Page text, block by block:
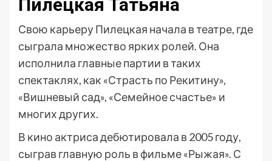
Пилецкая Татьяна
Свою карьеру Пилецкая начала в театре, где
сыграла множество ярких ролей. Она
исполнила главные партии в таких
спектаклях, как «Страсть по Рекитину»,
«Вишневый сад», «Семейное счастье» и
многих других.
В кино актриса дебютировала в 2005 году,
сыграв главную роль в фильме «Рыжая». С